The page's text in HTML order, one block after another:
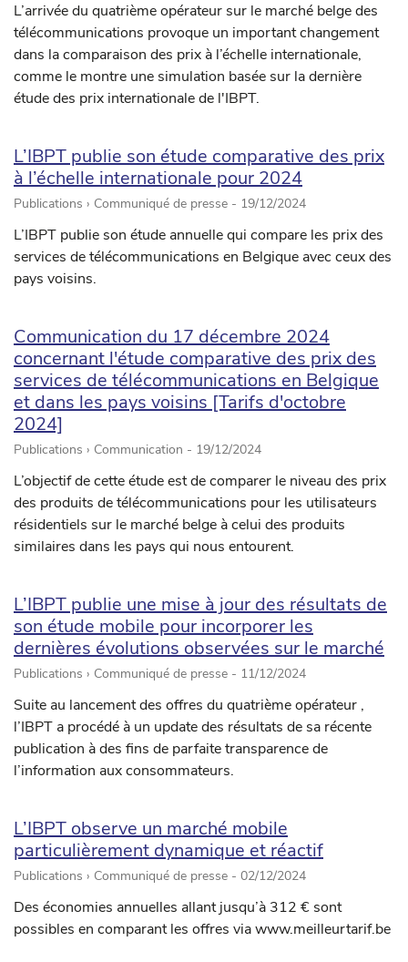
L’arrivée du quatrième opérateur sur le marché belge des
télécommunications provoque un important changement
dans la comparaison des prix à l’échelle internationale,
comme le montre une simulation basée sur la dernière
étude des prix internationale de l'IBPT.
L’IBPT publie son étude comparative des prix
à l’échelle internationale pour 2024
Publications › Communiqué de presse - 19/12/2024
L’IBPT publie son étude annuelle qui compare les prix des
services de télécommunications en Belgique avec ceux des
pays voisins.
Communication du 17 décembre 2024
concernant l'étude comparative des prix des
services de télécommunications en Belgique
et dans les pays voisins [Tarifs d'octobre
2024]
Publications › Communication - 19/12/2024
L’objectif de cette étude est de comparer le niveau des prix
des produits de télécommunications pour les utilisateurs
résidentiels sur le marché belge à celui des produits
similaires dans les pays qui nous entourent.
L’IBPT publie une mise à jour des résultats de
son étude mobile pour incorporer les
dernières évolutions observées sur le marché
Publications › Communiqué de presse - 11/12/2024
Suite au lancement des offres du quatrième opérateur ,
l’IBPT a procédé à un update des résultats de sa récente
publication à des fins de parfaite transparence de
l’information aux consommateurs.
L’IBPT observe un marché mobile
particulièrement dynamique et réactif
Publications › Communiqué de presse - 02/12/2024
Des économies annuelles allant jusqu’à 312 € sont
possibles en comparant les offres via www.meilleurtarif.be